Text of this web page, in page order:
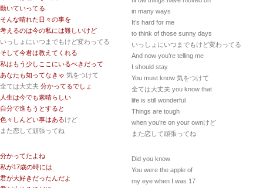
動いていってる
そんな晴れた日々の事を
考えるのは今の私には難しいけど
いっしょにいつまでもけど変わってる
そして今君は教えてくれる
私はもう少しここにいるべきだって
あなたも知ってなきゃ 気をつけて
全ては大丈夫 分かってるでしょ
人生は今でも素晴らしい
自分で進もうとすると
色々しんどい事はあるけど
また恋して頑張ってね
分かってたよね
私が17歳の時には
君が大好きだったんだよ
in many ways
It’s hard for me
to think of those sunny days
いっしょにいつまでもけど変わってる
And now you’re telling me
I should stay
You must know 気をつけて
全ては大丈夫 you know that
life is still wonderful
Things are tough
when you’re on your ownけど
また恋して頑張ってね
Did you know
You were the apple of
my eye when I was 17